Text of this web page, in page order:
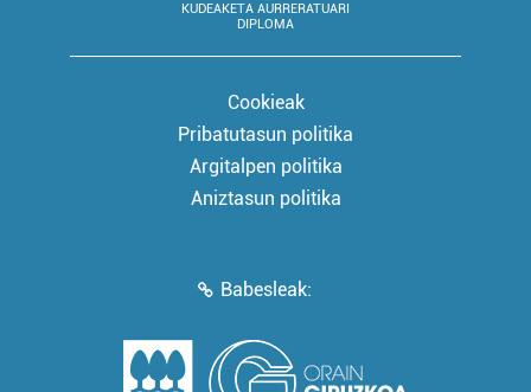
KUDEAKETA AURRERATUARI
DIPLOMA
Cookieak
Pribatutasun politika
Argitalpen politika
Aniztasun politika
Babesleak: